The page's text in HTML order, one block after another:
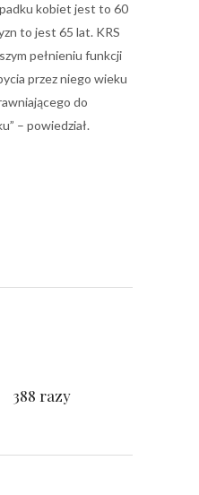
kobiet jest to 60
to jest 65 lat. KRS
pełnieniu funkcji
przez niego wieku
do
– powiedział.
388 razy